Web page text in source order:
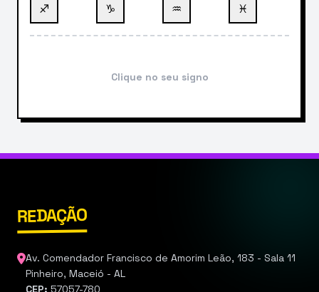
♐ ♑ ♒ ♓
Clique no seu signo
REDAÇÃO
Av. Comendador Francisco de Amorim Leão, 183 - Sala 11
Pinheiro, Maceió - AL
CEP: 57057-780